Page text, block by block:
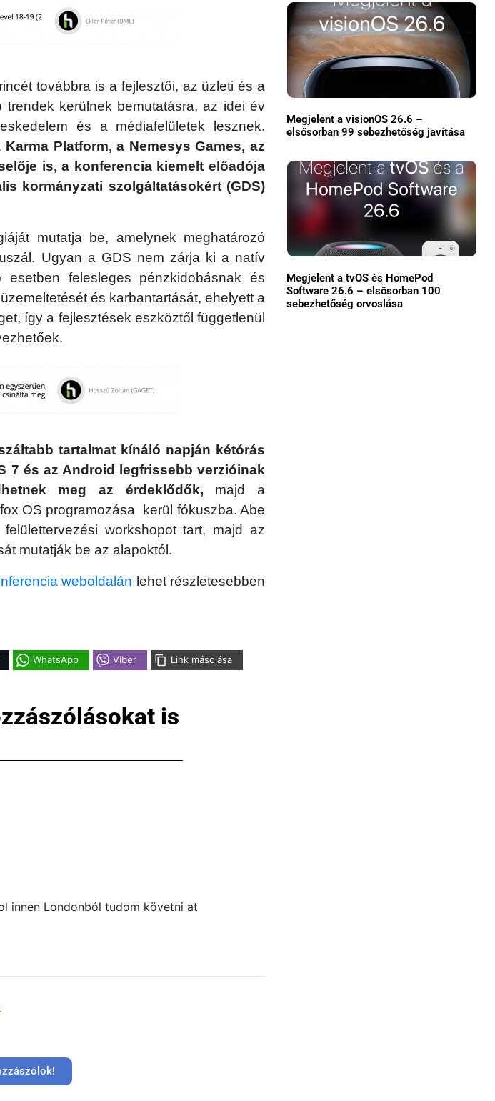
továbbra is a fejlesztői, az üzleti és a
kerülnek bemutatásra, az idei év
és a médiafelületek lesznek.
Platform, a Nemesys Games, az
is, a konferencia kiemelt előadója
kormányzati szolgáltatásokért (GDS)
mutatja be, amelynek meghatározó
Ugyan a GDS nem zárja ki a natív
felesleges pénzkidobásnak és
és karbantartását, ehelyett a
így a fejlesztések eszköztől függetlenül
tartalmat kínáló napján kétórás
7 és az Android legfrissebb verzióinak
meg az érdeklődők, majd a
OS programozása kerül fókuszba. Abe
workshopot tart, majd az
mutatják be az alapoktól.
weboldalán lehet részletesebben
WhatsApp Viber Link másolása
is
innen Londonból tudom követni at
.
Megjelent a visionOS 26.6 –
elsősorban 99 sebezhetőség javítása
Megjelent a tvOS és HomePod
Software 26.6 – elsősorban 100
sebezhetőség orvoslása
Főoldal
GYIK
Használt Apple
Apple szerviz